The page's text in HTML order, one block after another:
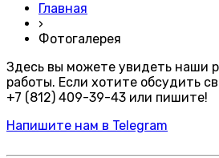
Главная
›
Фотогалерея
Здесь вы можете увидеть наши
работы. Если хотите обсудить
+7 (812) 409-39-43 или пишите!
Напишите нам в Telegram